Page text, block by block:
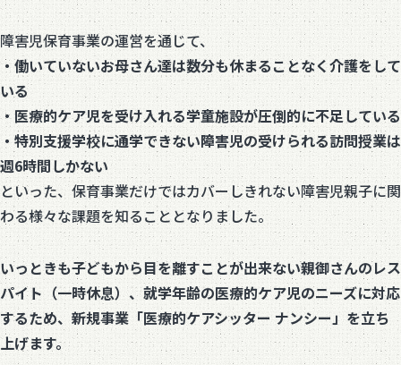
障害児保育事業の運営を通じて、
・働いていないお母さん達は数分も休まることなく介護をして
いる
・医療的ケア児を受け入れる学童施設が圧倒的に不足している
・特別支援学校に通学できない障害児の受けられる訪問授業は
週6時間しかない
といった、保育事業だけではカバーしきれない障害児親子に関
わる様々な課題を知ることとなりました。
いっときも子どもから目を離すことが出来ない親御さんのレス
パイト（一時休息）、就学年齢の医療的ケア児のニーズに対応
するため、新規事業「医療的ケアシッター ナンシー」を立ち
上げます。